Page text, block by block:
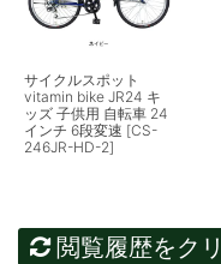
サイクルスポット
vitamin bike JR24 キ
ッズ 子供用 自転車 24
インチ 6段変速 [CS-
246JR-HD-2]
閲覧履歴をク